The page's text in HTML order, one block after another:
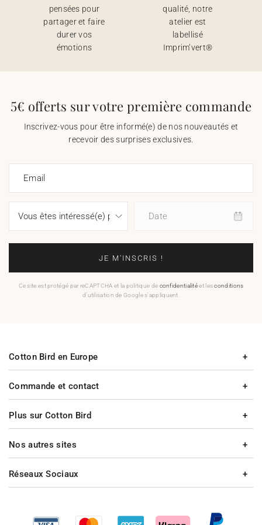
pensées pour
partager et faire
durer vos
émotions
qualité, notre
atelier est
labellisé
Imprim’vert®
5€ offerts sur votre première commande
Inscrivez-vous pour être informé(e) de nos nouveautés et
recevoir des surprises exclusives.
Email
Date
JE M'INSCRIS !
Ce site est protégé par reCAPTCHA et la politique de confidentialitéet lesconditions
d'utilisation de Google s'appliquent.
Commande et contact
Plus sur Cotton Bird
Cotton Bird en Europe
Nos autres sites
Réseaux Sociaux